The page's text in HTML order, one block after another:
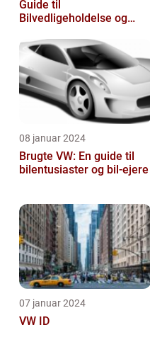
Guide til
Bilvedligeholdelse og
08 januar 2024
Brugte VW: En guide til
bilentusiaster og bil-ejere
07 januar 2024
VW ID